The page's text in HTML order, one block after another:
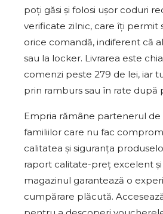
poți găsi și folosi ușor coduri
verificate zilnic, care îți permit
orice comandă, indiferent că
sau la locker. Livrarea este
comenzi peste 279 de lei, iar
prin ramburs sau în rate după
Empria rămâne partenerul
familiilor care nu fac
calitatea și siguranța
raport calitate-preț excelent și
magazinul garantează o
cumpărare plăcută.